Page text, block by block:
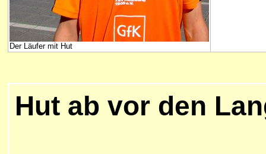
Der Läufer mit Hut
Hut ab vor den